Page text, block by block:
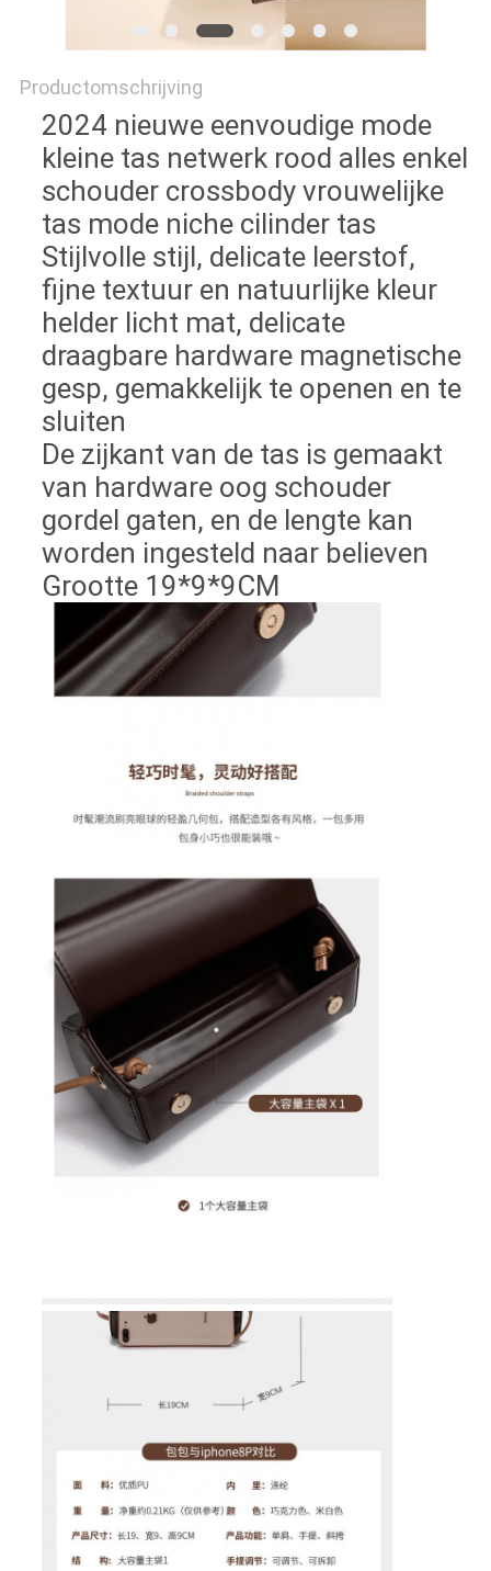
Productomschrijving
2024 nieuwe eenvoudige mode
kleine tas netwerk rood alles enkel
schouder crossbody vrouwelijke
tas mode niche cilinder tas
Stijlvolle stijl, delicate leerstof,
fijne textuur en natuurlijke kleur
helder licht mat, delicate
draagbare hardware magnetische
gesp, gemakkelijk te openen en te
sluiten
De zijkant van de tas is gemaakt
van hardware oog schouder
gordel gaten, en de lengte kan
worden ingesteld naar believen
Grootte 19*9*9CM